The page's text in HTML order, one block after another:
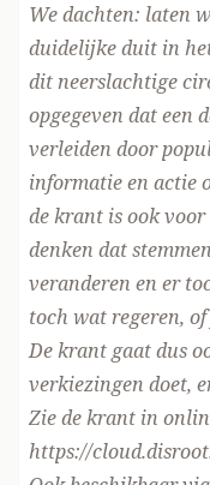
We dachten: laten
duidelijke duit in
dit neerslachtige
opgegeven dat een
verleiden door
informatie en actie
de krant is ook
denken dat
veranderen en er
toch wat regeren,
De krant gaat dus
verkiezingen doet,
Zie de krant in
https://